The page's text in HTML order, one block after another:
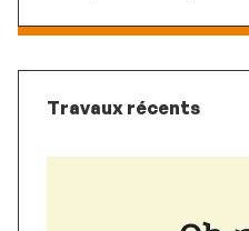
Travaux récents